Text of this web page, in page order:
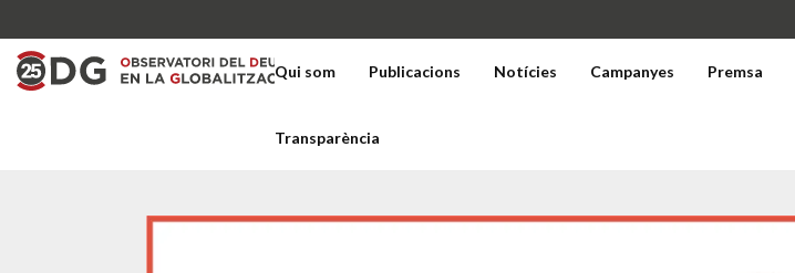
Qui som Publicacions Notícies Campanyes Premsa
Transparència